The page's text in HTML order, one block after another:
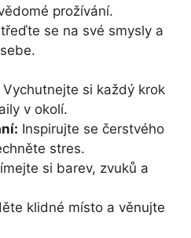
prožívání.
se na své smysly a
Vychutnejte si každý krok
v okolí.
Inspirujte se čerstvého
stres.
si barev, zvuků a
klidné místo a věnujte